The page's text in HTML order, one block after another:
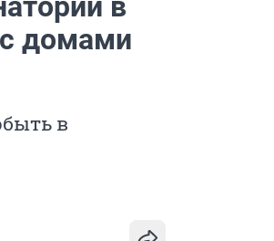
домами
в